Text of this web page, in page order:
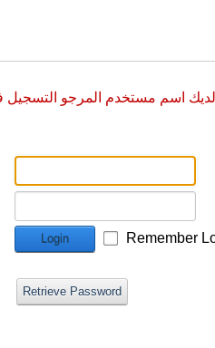
اسم مستخدم المرجو
Login Remember
Retrieve Password